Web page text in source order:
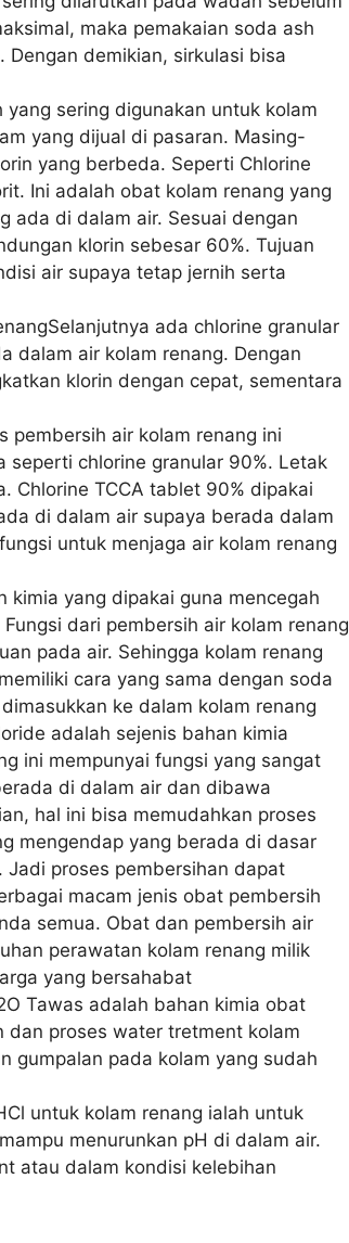
maka pemakaian soda ash
demikian, sirkulasi bisa
sering digunakan untuk kolam
yang dijual di pasaran. Masing-
yang berbeda. Seperti Chlorine
Ini adalah obat kolam renang yang
ada di dalam air. Sesuai dengan
klorin sebesar 60%. Tujuan
air supaya tetap jernih serta
ada chlorine granular
dalam air kolam renang. Dengan
klorin dengan cepat, sementara
pembersih air kolam renang ini
chlorine granular 90%. Letak
Chlorine TCCA tablet 90% dipakai
di dalam air supaya berada dalam
untuk menjaga air kolam renang
kimia yang dipakai guna mencegah
dari pembersih air kolam renang
pada air. Sehingga kolam renang
cara yang sama dengan soda
ke dalam kolam renang
adalah sejenis bahan kimia
ini mempunyai fungsi yang sangat
di dalam air dan dibawa
hal ini bisa memudahkan proses
mengendap yang berada di dasar
proses pembersihan dapat
macam jenis obat pembersih
semua. Obat dan pembersih air
perawatan kolam renang milik
yang bersahabat
Tawas adalah bahan kimia obat
dan proses water tretment kolam
gumpalan pada kolam yang sudah
untuk kolam renang ialah untuk
menurunkan pH di dalam air.
atau dalam kondisi kelebihan